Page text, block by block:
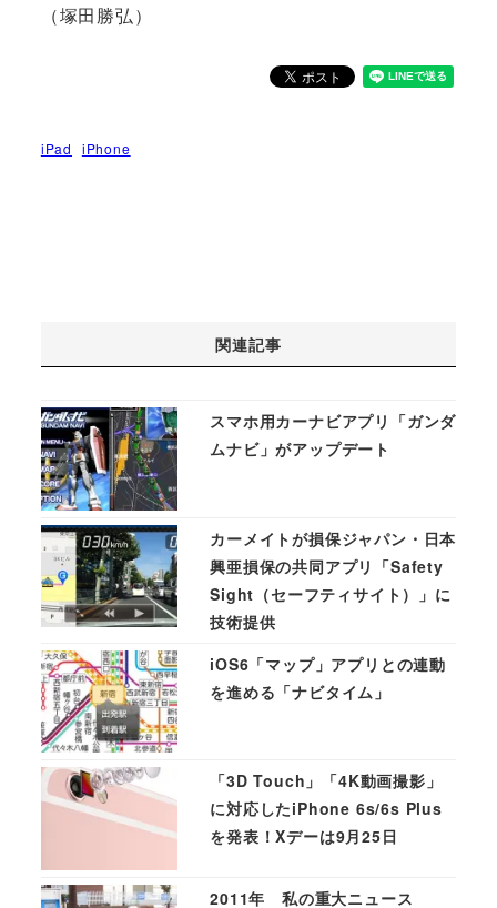
（塚田勝弘）
iPad iPhone
関連記事
スマホ用カーナビアプリ「ガンダ
ムナビ」がアップデート
カーメイトが損保ジャパン・日本
興亜損保の共同アプリ「Safety
Sight（セーフティサイト）」に
技術提供
iOS6「マップ」アプリとの連動
を進める「ナビタイム」
「3D Touch」「4K動画撮影」
に対応したiPhone 6s/6s Plus
を発表！Xデーは9月25日
2011年 私の重大ニュース